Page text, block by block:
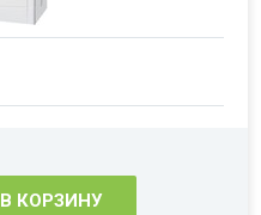
В КОРЗИНУ